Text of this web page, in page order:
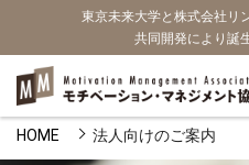
東京未来大学と株式会社リ
共同開発により誕
HOME 法人向けのご案内